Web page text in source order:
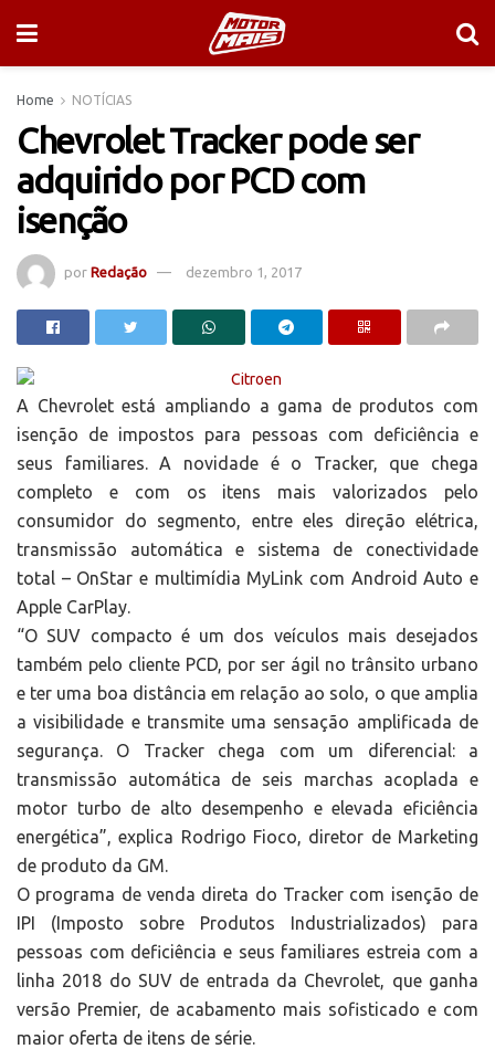
Home NOTÍCIAS
Chevrolet Tracker pode ser
adquirido por PCD com
isenção
por Redação dezembro 1, 2017
A Chevrolet está ampliando a gama de produtos com
isenção de impostos para pessoas com deficiência e
seus familiares. A novidade é o Tracker, que chega
completo e com os itens mais valorizados pelo
consumidor do segmento, entre eles direção elétrica,
transmissão automática e sistema de conectividade
total – OnStar e multimídia MyLink com Android Auto e
Apple CarPlay.
“O SUV compacto é um dos veículos mais desejados
também pelo cliente PCD, por ser ágil no trânsito urbano
e ter uma boa distância em relação ao solo, o que amplia
a visibilidade e transmite uma sensação amplificada de
segurança. O Tracker chega com um diferencial: a
transmissão automática de seis marchas acoplada e
motor turbo de alto desempenho e elevada eficiência
energética”, explica Rodrigo Fioco, diretor de Marketing
de produto da GM.
O programa de venda direta do Tracker com isenção de
IPI (Imposto sobre Produtos Industrializados) para
pessoas com deficiência e seus familiares estreia com a
linha 2018 do SUV de entrada da Chevrolet, que ganha
versão Premier, de acabamento mais sofisticado e com
maior oferta de itens de série.